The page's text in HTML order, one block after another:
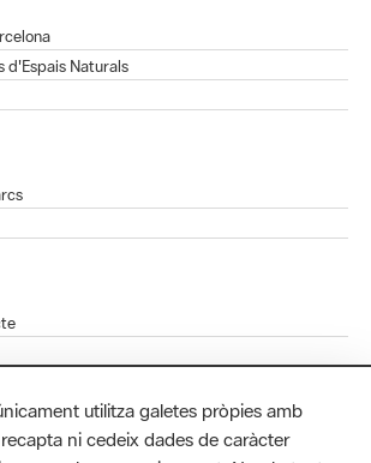
d'Espais Naturals
utilitza galetes pròpies amb
ni cedeix dades de caràcter